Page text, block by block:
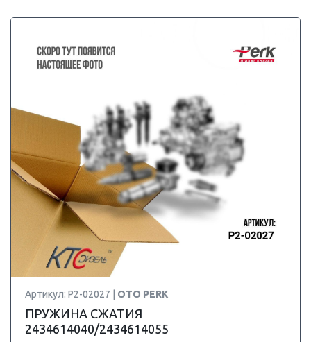
Артикул: P2-02027 | OTO PERK
ПРУЖИНА СЖАТИЯ
2434614040/2434614055